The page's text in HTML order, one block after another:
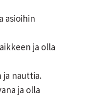
asioihin
ja olla
ja nauttia.
ja olla